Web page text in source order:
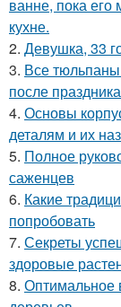
ванне, пока
кухне.
2. Девушка, 33
3. Все
после
4. Основы
деталям и их
5. Полное
саженцев
6. Какие
попробовать
7. Секреты
здоровые
8. Оптимальное